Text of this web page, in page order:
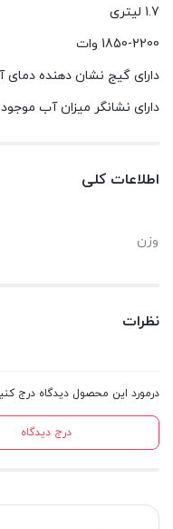
1.7 لیتری
1850-2200 وات
دارای گیج نشان دهنده دمای
دارای نشانگر میزان آب
اطلاعات کلی
وزن
نظرات
درمورد این محصول دیدگاه درج
درج دیدگاه